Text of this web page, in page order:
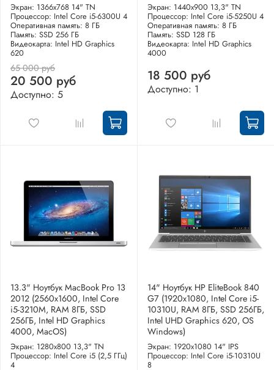
Экран: 1366x768 14" TN
Процессор: Intel Core i5-6300U 4
Оперативная память: 8 ГБ
Память: SSD 256 ГБ
Видеокарта: Intel HD Graphics
620
65 000 руб
20 500 руб
Доступно: 5
Экран: 1440x900 13,3" TN
Процессор: Intel Core i5-5250U 4
Оперативная память: 8 ГБ
Память: SSD 128 ГБ
Видеокарта: Intel HD Graphics
4000
18 500 руб
Доступно: 1
13.3" Ноутбук MacBook Pro 13
2012 (2560x1600, Intel Core
i5-3210M, RAM 8ГБ, SSD
256ГБ, Intel HD Graphics
4000, MacOS)
Экран: 1280x800 13,3" TN
Процессор: Intel Core i5 (2,5 ГГц)
4
14" Ноутбук HP EliteBook 840
G7 (1920x1080, Intel Core i5-
10310U, RAM 8ГБ, SSD 256ГБ,
Intel UHD Graphics 620, OS
Windows)
Экран: 1920x1080 14" IPS
Процессор: Intel Core i5-10310U
8